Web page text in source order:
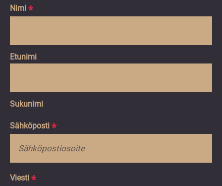
Nimi *
Etunimi
Sukunimi
Sähköposti *
Viesti *